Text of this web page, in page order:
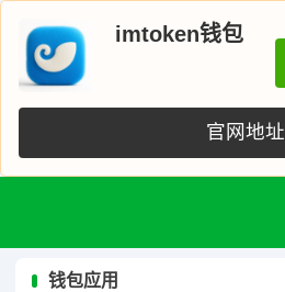
imtoken钱包
官网地址
钱包应用